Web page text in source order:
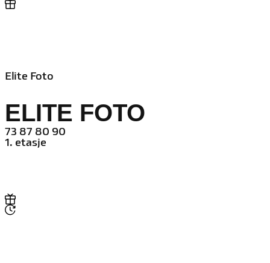
Elite Foto
ELITE FOTO
73 87 80 90
1. etasje